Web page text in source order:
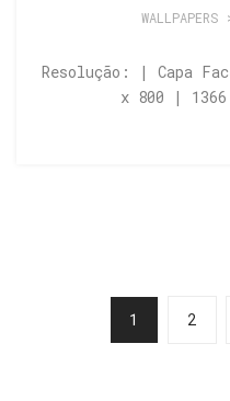
WALLPAPERS
Resolução: | Capa
x 800 |
1 2